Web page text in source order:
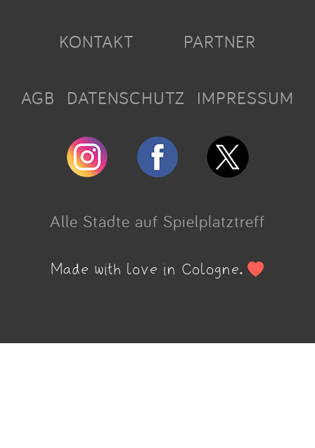
KONTAKT PARTNER
AGB DATENSCHUTZ IMPRESSUM
Alle Städte auf Spielplatztreff
Made with love in Cologne.